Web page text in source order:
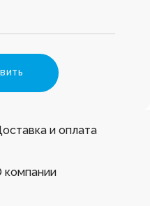
и оплата
компании